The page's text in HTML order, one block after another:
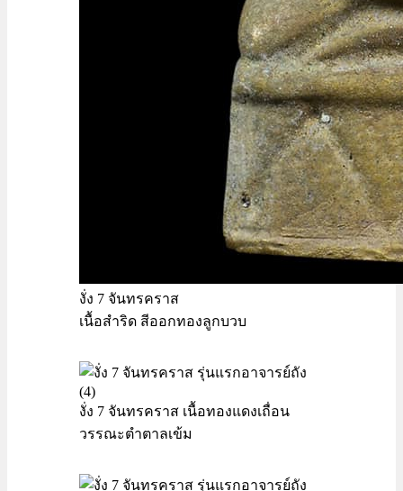
งั่ง 7 จันทรคราส
เนื้อสำริด สีออกทองลูกบวบ
งั่ง 7 จันทรคราส เนื้อทองแดงเถื่อน
วรรณะตำตาลเข้ม